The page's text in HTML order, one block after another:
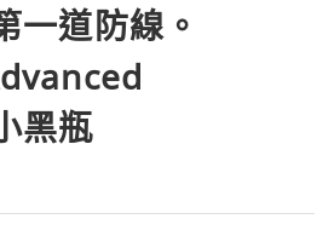
一道防線。
黑瓶